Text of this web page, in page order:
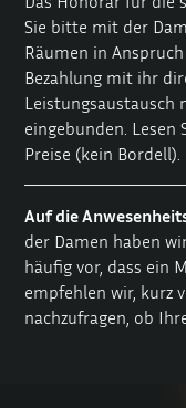
Sie bitte mit der
Räumen in
Bezahlung mit ihr
Leistungsaustausch
eingebunden. Lesen
Preise (kein Bordell).
Auf die
der Damen haben
häufig vor, dass ein
empfehlen wir, kurz
nachzufragen, ob